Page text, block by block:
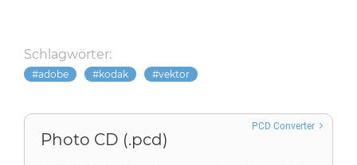
Schlagwörter:
adobe kodak vektor
Photo CD (.pcd)
PCD Converter